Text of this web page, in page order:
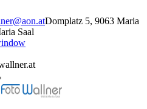
Domplatz 5, 9063 Maria
Saal